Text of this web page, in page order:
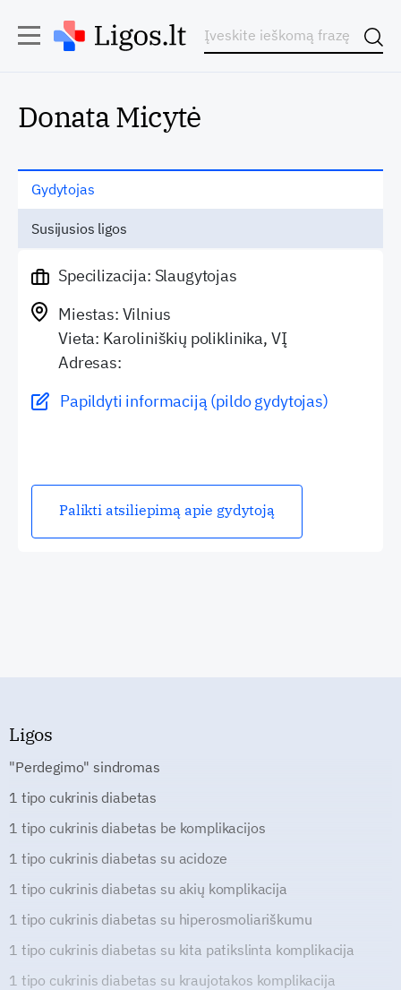
Donata Micytė
Gydytojas
Susijusios ligos
Specilizacija: Slaugytojas
Miestas: Vilnius
Vieta: Karoliniškių poliklinika, VĮ
Adresas:
Papildyti informaciją (pildo gydytojas)
Palikti atsiliepimą apie gydytoją
Ligos
"Perdegimo" sindromas
1 tipo cukrinis diabetas
1 tipo cukrinis diabetas be komplikacijos
1 tipo cukrinis diabetas su acidoze
1 tipo cukrinis diabetas su akių komplikacija
1 tipo cukrinis diabetas su hiperosmoliariškumu
1 tipo cukrinis diabetas su kita patikslinta komplikacija
1 tipo cukrinis diabetas su kraujotakos komplikacija